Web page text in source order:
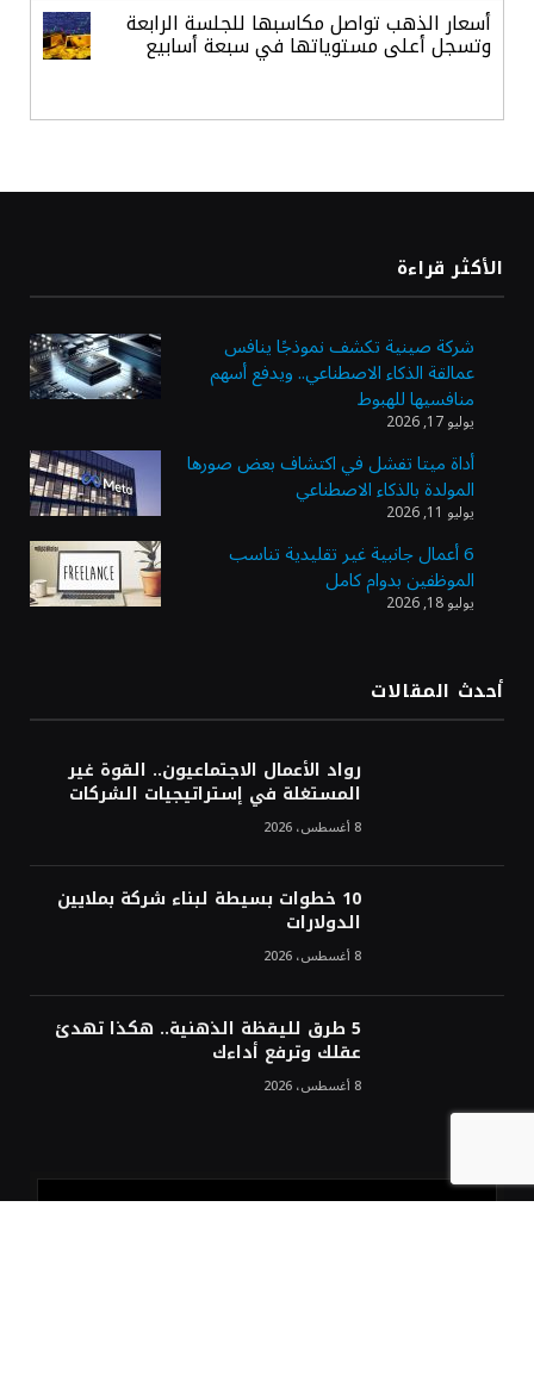
أسعار الذهب تواصل مكاسبها للجلسة الرابعة
وتسجل أعلى مستوياتها في سبعة أسابيع
«طيران الرياض» يدشن أولى رحلاته إلى مومباي
ويضيف الوجهة التشغيلية الثامنة
وزير الاستثمار: الموافقة على رخصة مزاولة
الأنشطة المالية عابرة الحدود تطوير للبيئة
الاستثمارية
الذهب يسجل أعلى مستوى في أسبوعين بدعم
من تراجع الدولار
الدولار الأمريكي يتراجع قرب أدنى مستوياته
ترقب تطورات الوساطة بشأن الحرب
الأكثر قراءة
شركة صينية تكشف نموذجًا ينافس
عمالقة الذكاء الاصطناعي.. ويدفع أسهم
منافسيها للهبوط
يوليو 17, 2026
أداة ميتا تفشل في اكتشاف بعض صورها
المولدة بالذكاء الاصطناعي
يوليو 11, 2026
6 أعمال جانبية غير تقليدية تناسب
الموظفين بدوام كامل
يوليو 18, 2026
أحدث المقالات
رواد الأعمال الاجتماعيون.. القوة غير
المستغلة في إستراتيجيات الشركات
8 أغسطس، 2026
10 خطوات بسيطة لبناء شركة بملايين
الدولارات
8 أغسطس، 2026
5 طرق لليقظة الذهنية.. هكذا تهدئ
عقلك وترفع أداءك
8 أغسطس، 2026